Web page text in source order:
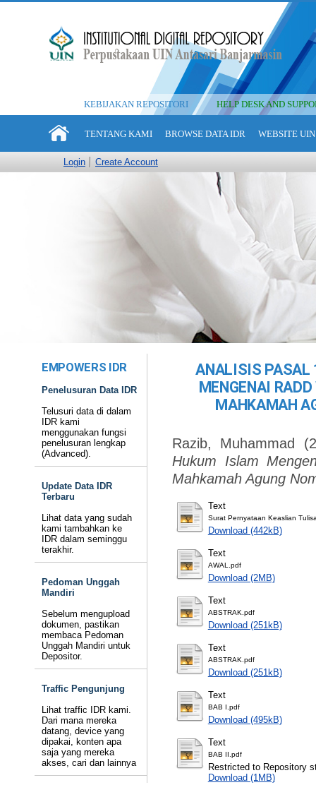
KEBIJAKAN REPOSITORI HELP DESK AND
TENTANG KAMI BROWSE DATA IDR WEBSITE
Login Create Account
EMPOWERS IDR
Penelusuran Data IDR
Telusuri data di dalam
IDR kami
menggunakan fungsi
penelusuran lengkap
(Advanced).
Update Data IDR
Terbaru
Lihat data yang sudah
kami tambahkan ke
IDR dalam seminggu
terakhir.
Pedoman Unggah
Mandiri
Sebelum mengupload
dokumen, pastikan
membaca Pedoman
Unggah Mandiri untuk
Depositor.
Traffic Pengunjung
Lihat traffic IDR kami.
Dari mana mereka
datang, device yang
dipakai, konten apa
saja yang mereka
akses, cari dan lainnya
ANALISIS PASAL
MENGENAI
MAHKAMAH
Razib, Muhammad
Hukum Islam
Mahkamah Agung
Text
Surat Pernyataan Keaslian
Download (442kB)
Text
AWAL.pdf
Download (2MB)
Text
ABSTRAK.pdf
Download (251kB)
Text
ABSTRAK.pdf
Download (251kB)
Text
BAB I.pdf
Download (495kB)
Text
BAB II.pdf
Restricted to Repository
Download (1MB)